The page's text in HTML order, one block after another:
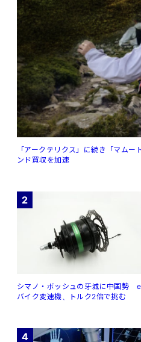
「アークテリクス」に続き「マム
ンド買収を加速
2
シマノ・ボッシュの牙城に中国勢 e
バイク変速機、トルク2倍で挑む
4